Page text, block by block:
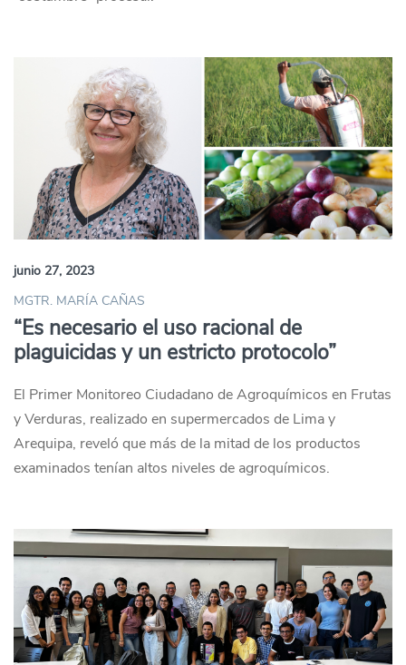
junio 27, 2023
MGTR. MARÍA CAÑAS
“Es necesario el uso racional de
plaguicidas y un estricto protocolo”
El Primer Monitoreo Ciudadano de Agroquímicos en Frutas
y Verduras, realizado en supermercados de Lima y
Arequipa, reveló que más de la mitad de los productos
examinados tenían altos niveles de agroquímicos.